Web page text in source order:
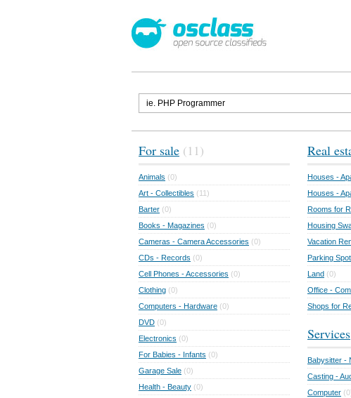
For sale (11)
Animals (0)
Art - Collectibles (11)
Barter (0)
Books - Magazines (0)
Cameras - Camera Accessories (0)
CDs - Records (0)
Cell Phones - Accessories (0)
Clothing (0)
Computers - Hardware (0)
DVD (0)
Electronics (0)
For Babies - Infants (0)
Garage Sale (0)
Health - Beauty (0)
Real
Houses -
Houses -
Rooms for
Housing
Vacation
Parking
Land (0)
Office -
Shops for
Services
Babysitter -
Casting -
Computer